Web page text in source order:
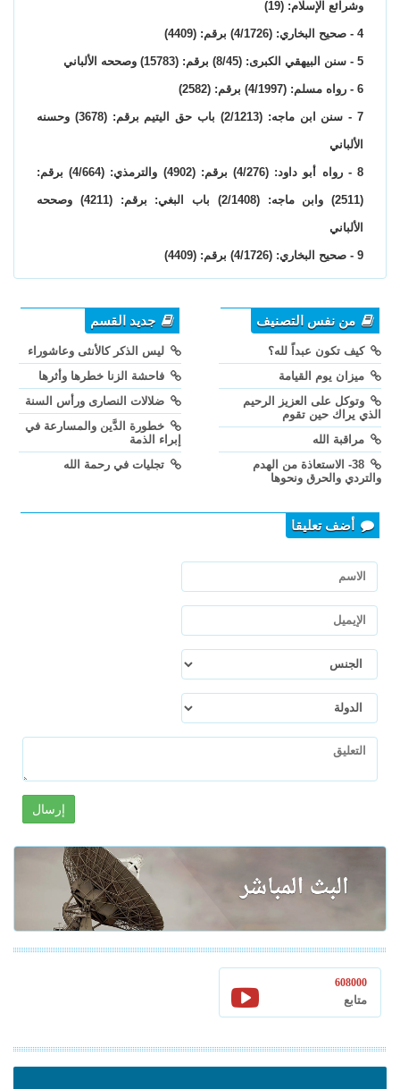
وشرائع الإسلام: (19)
4 - صحيح البخاري: (4/1726) برقم: (4409)
5 - سنن البيهقي الكبرى: (8/45) برقم: (15783) وصححه الألباني
6 - رواه مسلم: (4/1997) برقم: (2582)
7 - سنن ابن ماجه: (2/1213) باب حق اليتيم برقم: (3678) وحسنه
الألباني
8 - رواه أبو داود: (4/276) برقم: (4902) والترمذي: (4/664) برقم:
(2511) وابن ماجه: (2/1408) باب البغي: برقم: (4211) وصححه
الألباني
9 - صحيح البخاري: (4/1726) برقم: (4409)
من نفس التصنيف
كيف تكون عبداً لله؟
ميزان يوم القيامة
وتوكل على العزيز الرحيم
الذي يراك حين تقوم
مراقبة الله
38- الاستعاذة من الهدم
والتردي والحرق ونحوها
جديد القسم
ليس الذكر كالأنثى وعاشوراء
فاحشة الزنا خطرها وأثرها
ضلالات النصارى ورأس السنة
خطورة الدَّين والمسارعة في
إبراء الذمة
تجليات في رحمة الله
أضف تعليقا
إرسال
608000
متابع